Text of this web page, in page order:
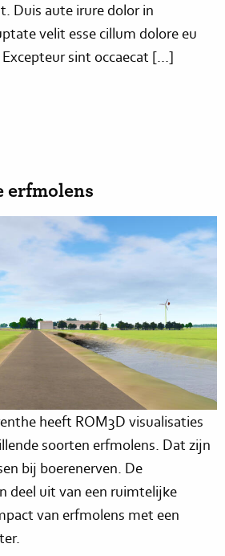
Duis aute irure dolor in
velit esse cillum dolore eu
sint occaecat […]
erfmolens
heeft ROM3D visualisaties
soorten erfmolens. Dat zijn
bij boerenerven. De
deel uit van een ruimtelijke
van erfmolens met een